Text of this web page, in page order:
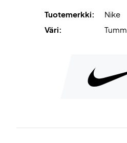
värien yhdistelmä antaa
Pysy kuivana ja mukavana –
Tuotemerkki:
Nike
Väri: